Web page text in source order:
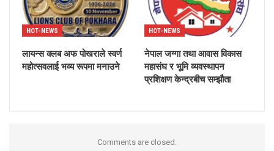
HOT-NEWS
लायन्स क्लब अफ पोखराले स्वर्ण
महोत्सवलाई भव्य रूपमा मनाउने
HOT-NEWS
नेपाल जग्गा तथा आवास विकास
महासंघ र भूमि व्यवस्थापन
प्रशिक्षण केन्द्रबीच सम्झौता
Comments are closed.